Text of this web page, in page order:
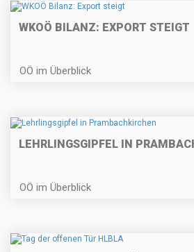
WKOÖ BILANZ: EXPORT STEIGT
OÖ im Überblick
LEHRLINGSGIPFEL IN
OÖ im Überblick